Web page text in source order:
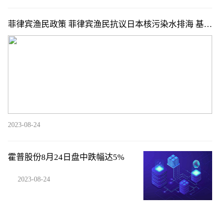
菲律宾渔民政策 菲律宾渔民抗议日本核污染水排海 基本
情况讲解
2023-08-24
霍普股份8月24日盘中跌幅达5%
2023-08-24